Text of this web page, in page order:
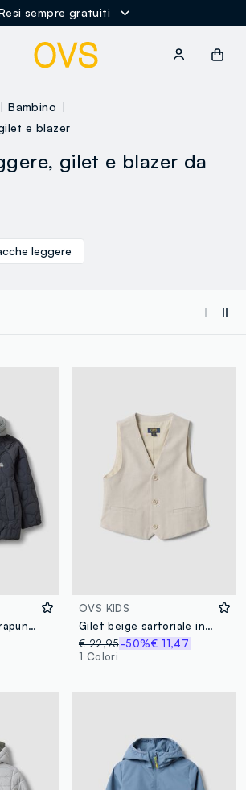
sempre gratuiti
Bambino
e blazer
gilet e blazer da
leggere
Giubbotto grigio trapuntato con cappuccio e ricamo MARVEL Spider-Man per bambino
OVS KIDS
Gilet beige sartoriale in cotone elasticizzato da bambino regular fit
€ 22,95 -50%€ 11,47
1 Colori